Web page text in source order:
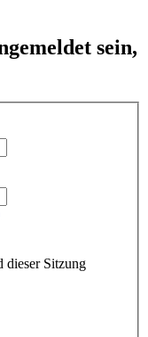
sein,
dieser Sitzung